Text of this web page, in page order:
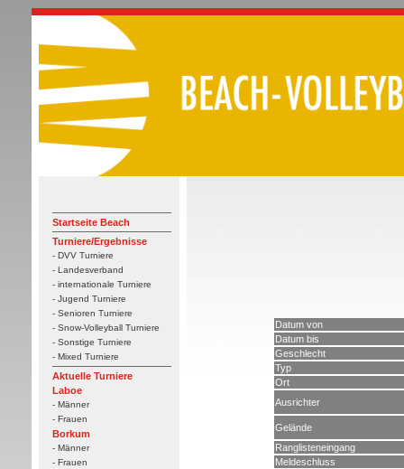
Startseite Beach
Turniere/Ergebnisse
- DVV Turniere
- Landesverband
- internationale Turniere
- Jugend Turniere
- Senioren Turniere
- Snow-Volleyball Turniere
- Sonstige Turniere
- Mixed Turniere
Aktuelle Turniere
Laboe
- Männer
- Frauen
Borkum
- Männer
- Frauen
Datum von
Datum bis
Geschlecht
Typ
Ort
Ausrichter
Gelände
Ranglisteneingang
Meldeschluss